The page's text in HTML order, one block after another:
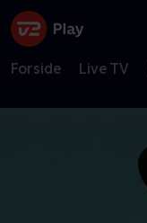
Forside Live TV